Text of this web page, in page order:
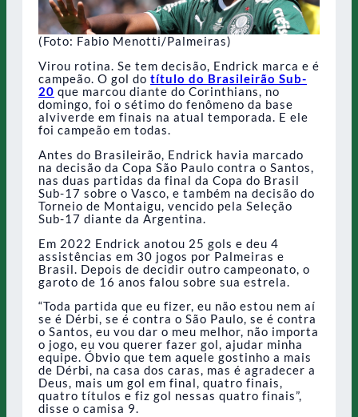
(Foto: Fabio Menotti/Palmeiras)
Virou rotina. Se tem decisão, Endrick marca e é
campeão. O gol do título do Brasileirão Sub-
20 que marcou diante do Corinthians, no
domingo, foi o sétimo do fenômeno da base
alviverde em finais na atual temporada. E ele
foi campeão em todas.
Antes do Brasileirão, Endrick havia marcado
na decisão da Copa São Paulo contra o Santos,
nas duas partidas da final da Copa do Brasil
Sub-17 sobre o Vasco, e também na decisão do
Torneio de Montaigu, vencido pela Seleção
Sub-17 diante da Argentina.
Em 2022 Endrick anotou 25 gols e deu 4
assistências em 30 jogos por Palmeiras e
Brasil. Depois de decidir outro campeonato, o
garoto de 16 anos falou sobre sua estrela.
“Toda partida que eu fizer, eu não estou nem aí
se é Dérbi, se é contra o São Paulo, se é contra
o Santos, eu vou dar o meu melhor, não importa
o jogo, eu vou querer fazer gol, ajudar minha
equipe. Óbvio que tem aquele gostinho a mais
de Dérbi, na casa dos caras, mas é agradecer a
Deus, mais um gol em final, quatro finais,
quatro títulos e fiz gol nessas quatro finais”,
disse o camisa 9.